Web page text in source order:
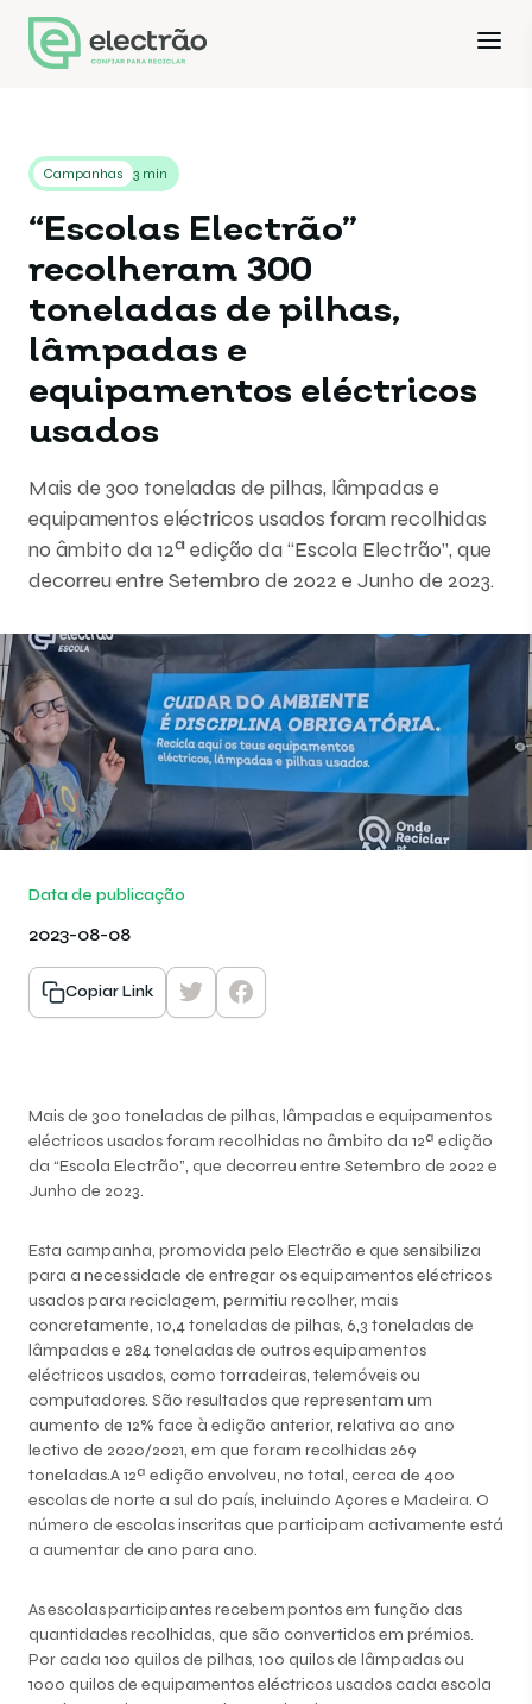
Campanhas 3 min
“Escolas Electrão”
recolheram 300
toneladas de pilhas,
lâmpadas e
equipamentos eléctricos
usados
Mais de 300 toneladas de pilhas, lâmpadas e
equipamentos eléctricos usados foram recolhidas
no âmbito da 12ª edição da “Escola Electrão”, que
decorreu entre Setembro de 2022 e Junho de 2023.
Data de publicação
2023-08-08
Copiar Link
Mais de 300 toneladas de pilhas, lâmpadas e equipamentos
eléctricos usados foram recolhidas no âmbito da 12ª edição
da “Escola Electrão”, que decorreu entre Setembro de 2022 e
Junho de 2023.
Esta campanha, promovida pelo Electrão e que sensibiliza
para a necessidade de entregar os equipamentos eléctricos
usados para reciclagem, permitiu recolher, mais
concretamente, 10,4 toneladas de pilhas, 6,3 toneladas de
lâmpadas e 284 toneladas de outros equipamentos
eléctricos usados, como torradeiras, telemóveis ou
computadores. São resultados que representam um
aumento de 12% face à edição anterior, relativa ao ano
lectivo de 2020/2021, em que foram recolhidas 269
toneladas.A 12ª edição envolveu, no total, cerca de 400
escolas de norte a sul do país, incluindo Açores e Madeira. O
número de escolas inscritas que participam activamente está
a aumentar de ano para ano.
As escolas participantes recebem pontos em função das
quantidades recolhidas, que são convertidos em prémios.
Por cada 100 quilos de pilhas, 100 quilos de lâmpadas ou
1000 quilos de equipamentos eléctricos usados cada escola